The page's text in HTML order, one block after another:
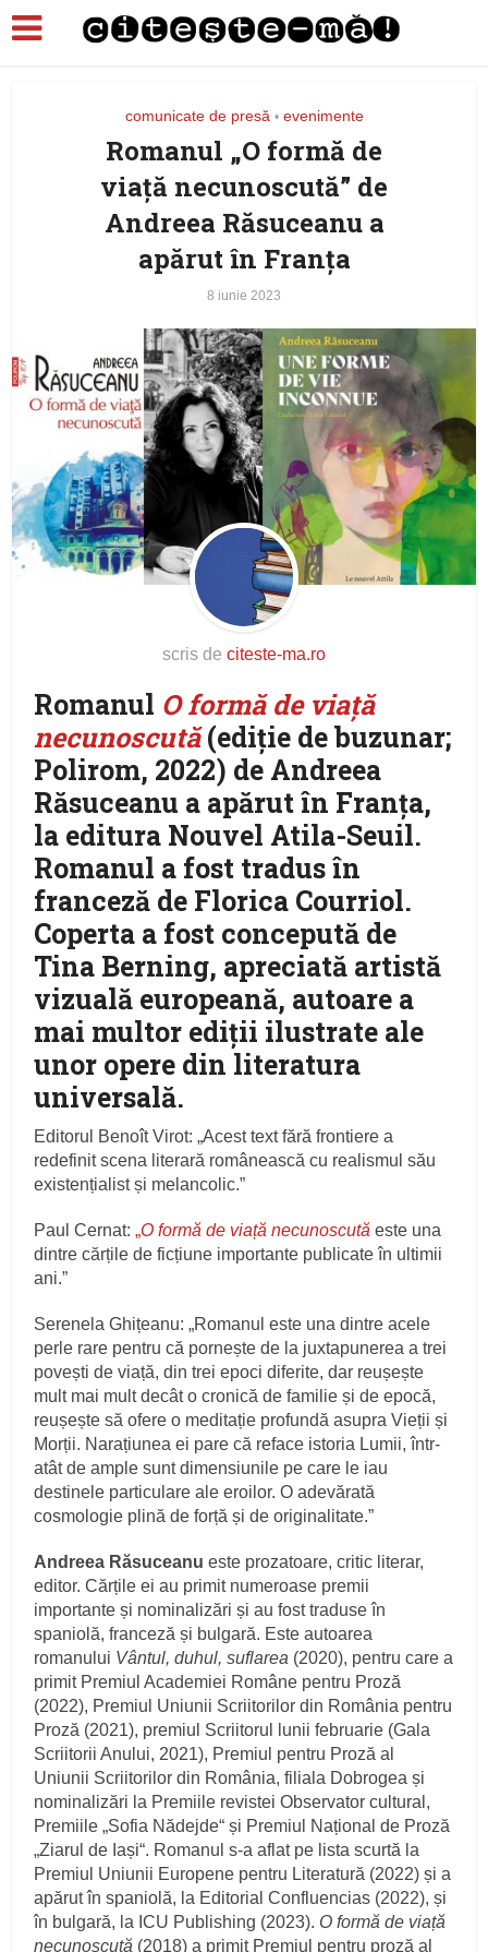
comunicate de presă • evenimente
Romanul „O formă de
viață necunoscută” de
Andreea Răsuceanu a
apărut în Franța
8 iunie 2023
scris de citeste-ma.ro
Romanul O formă de viață
necunoscută(ediție de buzunar;
Polirom, 2022) de Andreea
Răsuceanu a apărut în Franța,
la editura Nouvel Atila-Seuil.
Romanul a fost tradus în
franceză de Florica Courriol.
Coperta a fost concepută de
Tina Berning, apreciată artistă
vizuală europeană, autoare a
mai multor ediții ilustrate ale
unor opere din literatura
universală.
Editorul Benoît Virot: „Acest text fără frontiere a
redefinit scena literară românească cu realismul său
existențialist și melancolic.”
Paul Cernat:„O formă de viață necunoscută este una
dintre cărțile de ficțiune importante publicate în ultimii
ani.”
Serenela Ghițeanu: „Romanul este una dintre acele
perle rare pentru că pornește de la juxtapunerea a trei
povești de viață, din trei epoci diferite, dar reușește
mult mai mult decât o cronică de familie și de epocă,
reușește să ofere o meditație profundă asupra Vieții și
Morții. Narațiunea ei pare că reface istoria Lumii, într-
atât de ample sunt dimensiunile pe care le iau
destinele particulare ale eroilor. O adevărată
cosmologie plină de forță și de originalitate.”
Andreea Răsuceanueste prozatoare, critic literar,
editor. Cărțile ei au primit numeroase premii
importante și nominalizări și au fost traduse în
spaniolă, franceză și bulgară. Este autoarea
romanului Vântul, duhul, suflarea (2020), pentru care a
primit Premiul Academiei Române pentru Proză
(2022), Premiul Uniunii Scriitorilor din România pentru
Proză (2021), premiul Scriitorul lunii februarie (Gala
Scriitorii Anului, 2021), Premiul pentru Proză al
Uniunii Scriitorilor din România, filiala Dobrogea și
nominalizări la Premiile revistei Observator cultural,
Premiile „Sofia Nădejde“ și Premiul Național de Proză
„Ziarul de Iași“. Romanul s-a aflat pe lista scurtă la
Premiul Uniunii Europene pentru Literatură (2022) și a
apărut în spaniolă, la Editorial Confluencias (2022), și
în bulgară, la ICU Publishing (2023). O formă de viață
necunoscută (2018) a primit Premiul pentru proză al